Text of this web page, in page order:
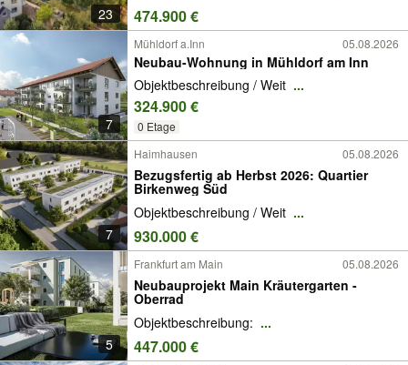
23 474.900 €
7
Mühldorf a.Inn 05.08.2026
Neubau-Wohnung in Mühldorf am Inn
Objektbeschreibung / Weit ...
324.900 €
0 Etage
7
Haimhausen 05.08.2026
Bezugsfertig ab Herbst 2026: Quartier
Birkenweg Süd
Objektbeschreibung / Weit ...
930.000 €
5
Frankfurt am Main 05.08.2026
Neubauprojekt Main Kräutergarten -
Oberrad
Objektbeschreibung: ...
447.000 €